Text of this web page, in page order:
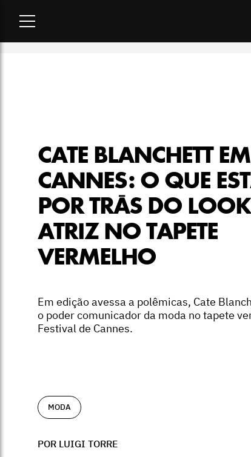
Cate Blanchett em Cannes: o que está
CATE BLANCHETT EM
CANNES: O QUE
POR TRÁS DO
ATRIZ NO TAPETE
VERMELHO
Em edição avessa a polêmicas, Cate
o poder comunicador da moda no tapete
Festival de Cannes.
MODA
POR LUIGI TORRE